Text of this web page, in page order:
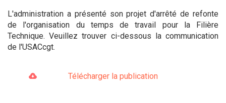
L'administration a présenté son projet d'arrêté de refonte
de l'organisation du temps de travail pour la Filière
Technique. Veuillez trouver ci-dessous la communication
de l'USACcgt.
Télécharger la publication